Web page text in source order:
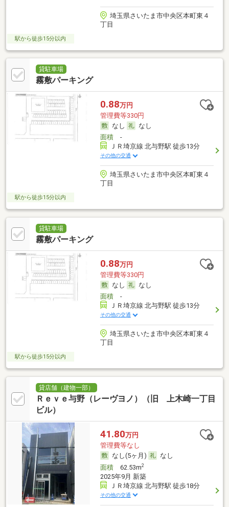
埼玉県さいたま市中央区本町東４
丁目
駅から徒歩15分以内
貸駐車場
霧敷パーキング
0.88万円
管理費等330円
なし
なし
面積-
ＪＲ埼京線 北与野駅 徒歩13分
その他の交通
埼玉県さいたま市中央区本町東４
丁目
駅から徒歩15分以内
貸駐車場
霧敷パーキング
0.88万円
管理費等330円
なし
なし
面積-
ＪＲ埼京線 北与野駅 徒歩13分
その他の交通
埼玉県さいたま市中央区本町東４
丁目
駅から徒歩15分以内
貸店舗（建物一部）
Ｒｅｖｅ与野（レーヴヨノ）（旧 上木崎一丁目
ビル）
41.80万円
管理費等なし
なし(5ヶ月)
なし
面積62.53m2
2025年9月 新築
ＪＲ埼京線 北与野駅 徒歩18分
その他の交通